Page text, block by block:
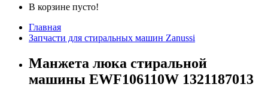
В корзине пусто!
Главная
Запчасти для стиральных машин Zanussi
Манжета люка стиральной
машины EWF106110W 1321187013